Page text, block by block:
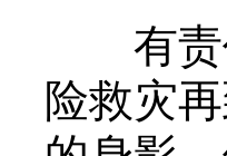
有责任
险救灾